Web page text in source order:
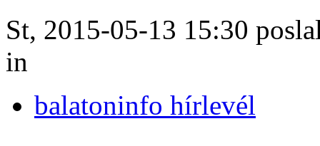
St, 2015-05-13 15:30
in
balatoninfo hírlevél